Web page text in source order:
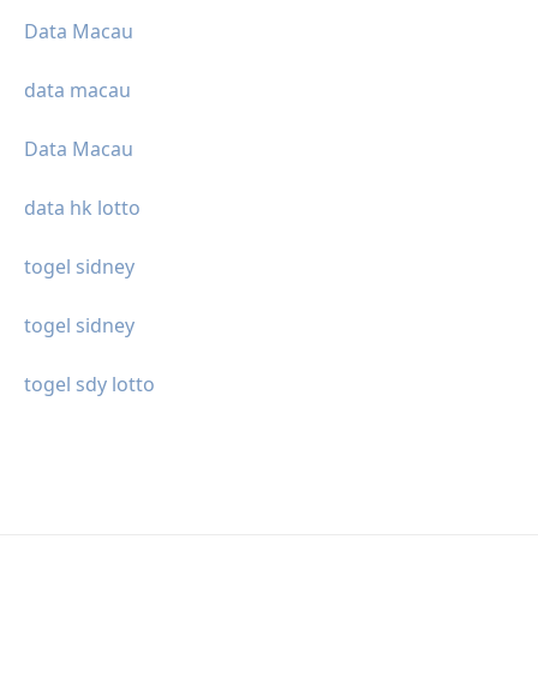
Data Macau
data macau
Data Macau
data hk lotto
togel sidney
togel sidney
togel sdy lotto